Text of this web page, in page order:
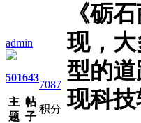
admin
501
主
题
643
帖
子
7087
积分
《砺
现，
型的
现科技